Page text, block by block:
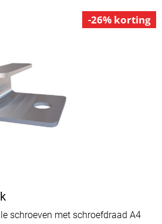
-26% korting
schroeven met schroefdraad A4